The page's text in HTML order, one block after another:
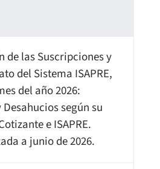
de las Suscripciones y
del Sistema ISAPRE,
del año 2026:
según su
e ISAPRE.
a junio de 2026.